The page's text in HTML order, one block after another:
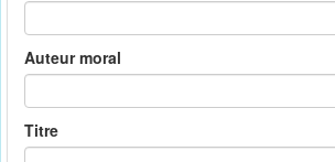
Auteur moral
Titre